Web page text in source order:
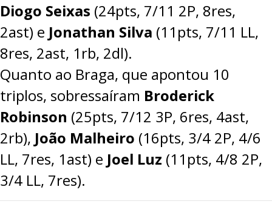
Diogo Seixas (24pts, 7/11 2P, 8res,
2ast) e Jonathan Silva (11pts, 7/11 LL,
8res, 2ast, 1rb, 2dl).
Quanto ao Braga, que apontou 10
triplos, sobressaíram Broderick
Robinson (25pts, 7/12 3P, 6res, 4ast,
2rb), João Malheiro (16pts, 3/4 2P, 4/6
LL, 7res, 1ast) e Joel Luz (11pts, 4/8 2P,
3/4 LL, 7res).